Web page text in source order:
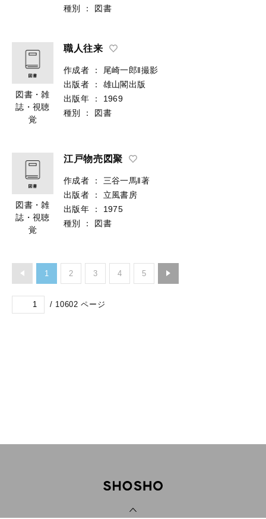
種別
： 図書
図書・雑
誌・視聴
覚
職人往来
作成者 ：
尾崎一郎‖撮影
出版者
：
雄山閣出版
出版年
：
1969
種別
： 図書
図書・雑
誌・視聴
覚
江戸物売図聚
作成者 ：
三谷一馬‖著
出版者
：
立風書房
出版年
：
1975
種別
： 図書
ページ